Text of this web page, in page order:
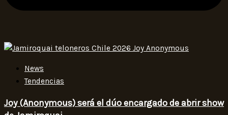
News
Tendencias
Joy (Anonymous) será el dúo encargado de abrir show